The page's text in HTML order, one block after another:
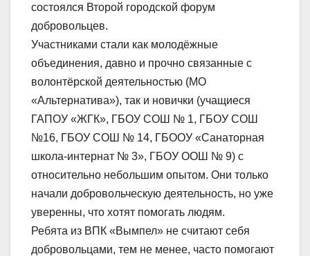
состоялся Второй городской форум
добровольцев.
Участниками стали как молодёжные
объединения, давно и прочно связанные с
волонтёрской деятельностью (МО
«Альтернатива»), так и новички (учащиеся
ГАПОУ «ЖГК», ГБОУ СОШ № 1, ГБОУ СОШ
№16, ГБОУ СОШ № 14, ГБООУ «Санаторная
школа-интернат № 3», ГБОУ ООШ № 9) с
относительно небольшим опытом. Они только
начали добровольческую деятельность, но уже
уверенны, что хотят помогать людям.
Ребята из ВПК «Вымпел» не считают себя
добровольцами, тем не менее, часто помогают